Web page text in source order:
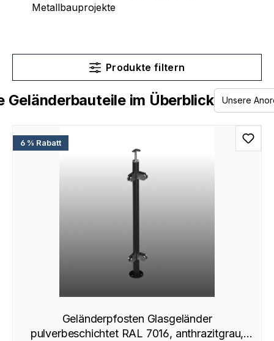
Metallbauprojekte
Produkte filtern
Geländerbauteile im Überblick
6 % Rabatt
Geländerpfosten Glasgeländer
pulverbeschichtet RAL 7016, anthrazitgrau,